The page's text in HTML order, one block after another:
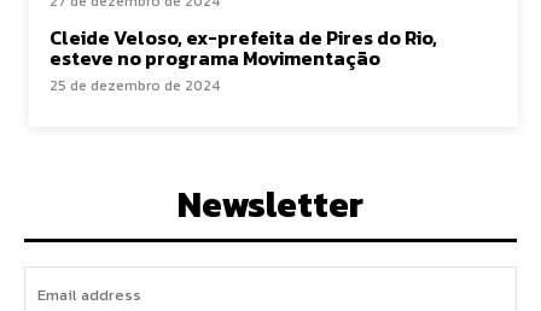
Cleide Veloso, ex-prefeita de Pires do Rio,
esteve no programa Movimentação
25 de dezembro de 2024
Newsletter